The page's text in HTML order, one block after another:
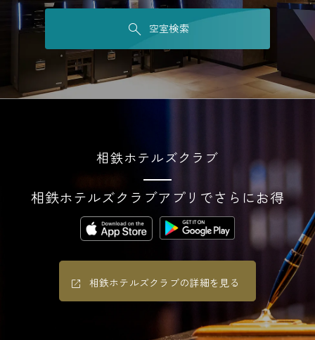
空室検索
相鉄ホテルズクラブ
相鉄ホテルズクラブアプリでさらにお得
相鉄ホテルズクラブの詳細を見る